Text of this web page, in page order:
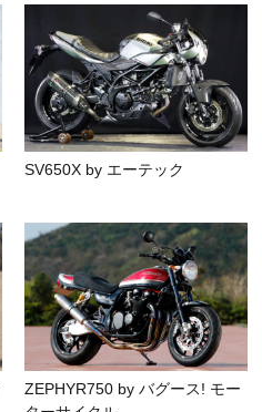
SV650X by エーテック
ZEPHYR750 by バグース! モー